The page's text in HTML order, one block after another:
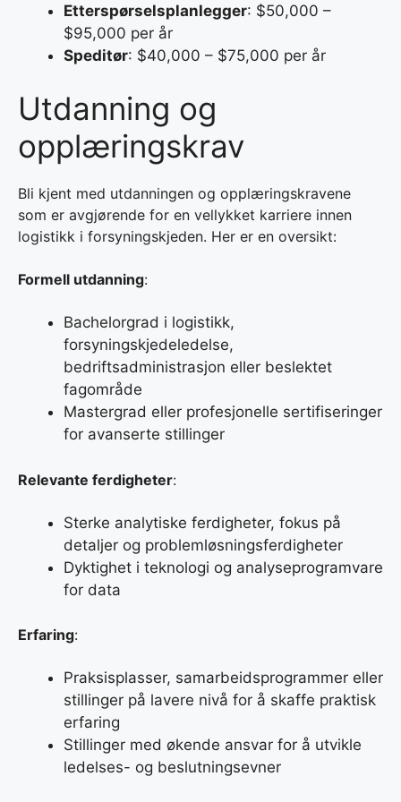
Etterspørselsplanlegger: $50,000 –
$95,000 per år
Speditør: $40,000 – $75,000 per år
Utdanning og
opplæringskrav
Bli kjent med utdanningen og opplæringskravene
som er avgjørende for en vellykket karriere innen
logistikk i forsyningskjeden. Her er en oversikt:
Formell utdanning:
Bachelorgrad i logistikk,
forsyningskjedeledelse,
bedriftsadministrasjon eller beslektet
fagområde
Mastergrad eller profesjonelle sertifiseringer
for avanserte stillinger
Relevante ferdigheter:
Sterke analytiske ferdigheter, fokus på
detaljer og problemløsningsferdigheter
Dyktighet i teknologi og analyseprogramvare
for data
Erfaring:
Praksisplasser, samarbeidsprogrammer eller
stillinger på lavere nivå for å skaffe praktisk
erfaring
Stillinger med økende ansvar for å utvikle
ledelses- og beslutningsevner